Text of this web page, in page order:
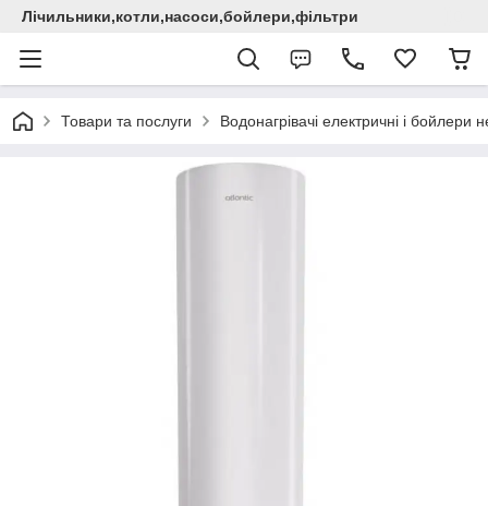
Лічильники,котли,насоси,бойлери,фільтри
Товари та послуги Водонагрівачі електричні i